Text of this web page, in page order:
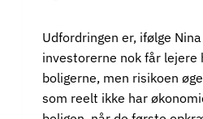
Udfordringen er, ifølge
investorerne nok får lejere
boligerne, men risikoen
som reelt ikke har